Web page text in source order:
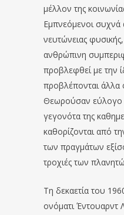
μέλλον της
Εμπνεόμενοι συχνά
νευτώνειας
ανθρώπινη
προβλεφθεί με την
προβλέπονται άλλα
Θεωρούσαν εύλογο
γεγονότα της
καθορίζονται από
των πραγμάτων
τροχιές των
Τη δεκαετία του
ονόματι Έντουαρντ